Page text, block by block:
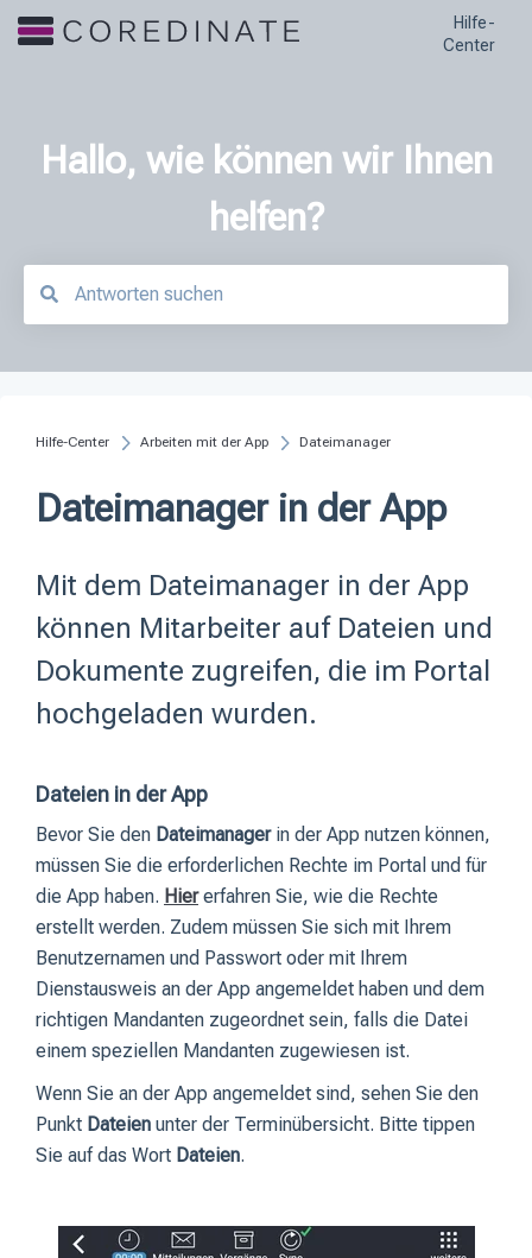
Hilfe-
Center
Hallo, wie können wir Ihnen
helfen?
Hilfe-Center Arbeiten mit der App Dateimanager
Dateimanager in der App
Mit dem Dateimanager in der App
können Mitarbeiter auf Dateien und
Dokumente zugreifen, die im Portal
hochgeladen wurden.
Dateien in der App
Bevor Sie den Dateimanagerin der App nutzen können,
müssen Sie die erforderlichen Rechte im Portal und für
die App haben. Hiererfahren Sie, wie die Rechte
erstellt werden. Zudem müssen Sie sich mit Ihrem
Benutzernamen und Passwort oder mit Ihrem
Dienstausweis an der App angemeldet haben und dem
richtigen Mandanten zugeordnet sein, falls die Datei
einem speziellen Mandanten zugewiesen ist.
Wenn Sie an der App angemeldet sind, sehen Sie den
Punkt Dateien unter der Terminübersicht. Bitte tippen
Sie auf das Wort Dateien.